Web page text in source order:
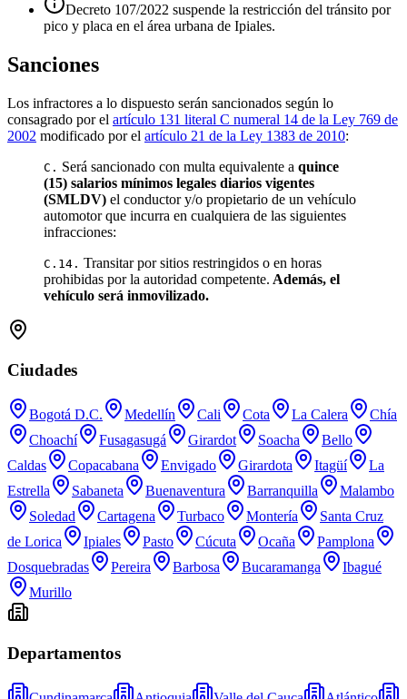
Decreto 107/2022 suspende la restricción del tránsito por
pico y placa en el área urbana de Ipiales.
Sanciones
Los infractores a lo dispuesto serán sancionados según lo
consagrado por el artículo 131 literal C numeral 14 de la Ley 769 de
2002 modificado por el artículo 21 de la Ley 1383 de 2010:
C. Será sancionado con multa equivalente a quince
(15) salarios mínimos legales diarios vigentes
(SMLDV) el conductor y/o propietario de un vehículo
automotor que incurra en cualquiera de las siguientes
infracciones:
C.14. Transitar por sitios restringidos o en horas
prohibidas por la autoridad competente. Además, el
vehículo será inmovilizado.
Ciudades
Bogotá D.C. Medellín Cali Cota La Calera
Chía
Choachí
Fusagasugá Girardot Soacha
Bello
Caldas
Copacabana Envigado Girardota Itagüí
La
Estrella
Sabaneta Buenaventura Barranquilla
Malambo
Soledad
Cartagena Turbaco Montería
Santa Cruz
de Lorica
Ipiales Pasto Cúcuta Ocaña
Pamplona
Dosquebradas
Pereira Barbosa Bucaramanga
Ibagué
Murillo
Departamentos